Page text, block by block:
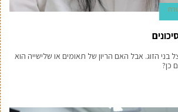
בני הזוג. אבל האם הריון של תאומים או שלישייה הוא
כן?